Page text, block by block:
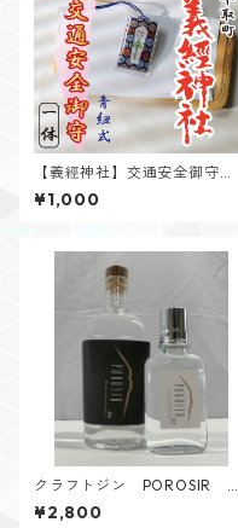
【義經神社】交通安全御守
（青紐式）
¥1,000
クラフトジン POROSIR １
００㎖
¥2,800